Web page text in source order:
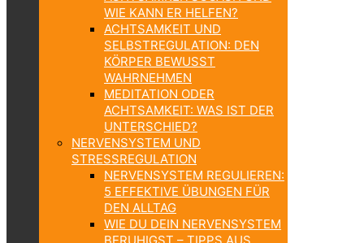
WIE KANN ER HELFEN?
ACHTSAMKEIT UND
SELBSTREGULATION: DEN
KÖRPER BEWUSST
WAHRNEHMEN
MEDITATION ODER
ACHTSAMKEIT: WAS IST DER
UNTERSCHIED?
NERVENSYSTEM UND
STRESSREGULATION
NERVENSYSTEM REGULIEREN:
5 EFFEKTIVE ÜBUNGEN FÜR
DEN ALLTAG
WIE DU DEIN NERVENSYSTEM